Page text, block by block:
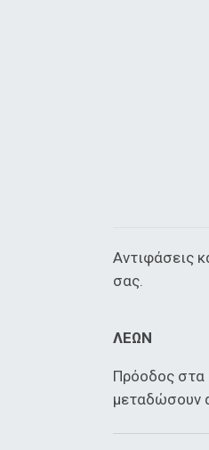
Αντιφάσεις
σας.
ΛΕΩΝ
Πρόοδος στα
μεταδώσουν